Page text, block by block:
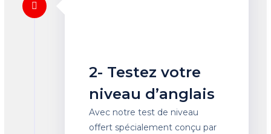
2- Testez votre
niveau d’anglais
Avec notre test de niveau
offert spécialement conçu par